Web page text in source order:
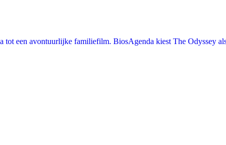
tot een avontuurlijke familiefilm. BiosAgenda kiest The Odyssey